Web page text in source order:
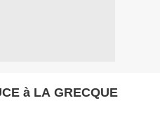
à LA GRECQUE